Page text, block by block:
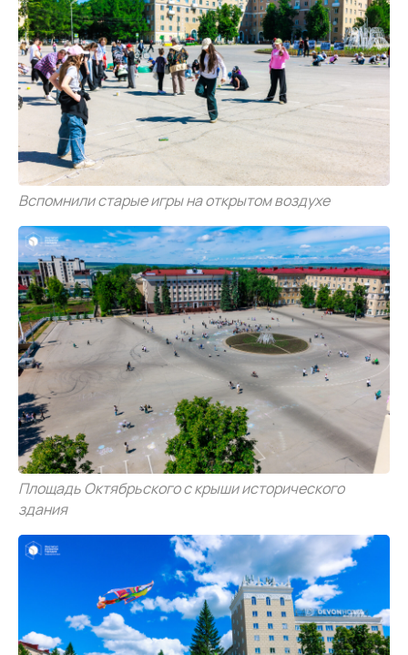
Вспомнили старые игры на открытом воздухе
Площадь Октябрьского с крыши исторического
здания